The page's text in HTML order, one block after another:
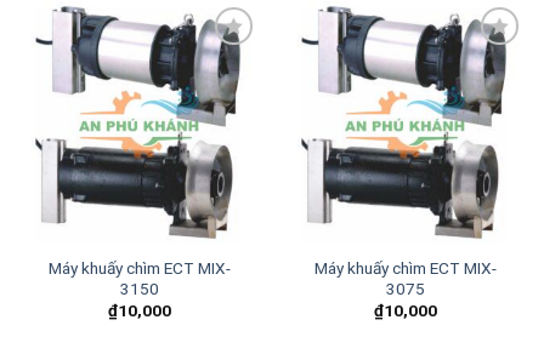
Add to
wishlist
Máy khuấy chìm ECT MIX-
3150
₫10,000
Add to
wishlist
Máy khuấy chìm ECT MIX-
3075
₫10,000